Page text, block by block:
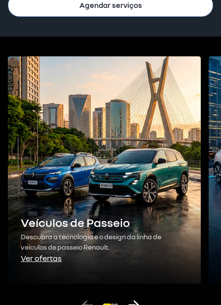
Agendar serviços
Veículos de Passeio
Descubra a tecnologia e o design da linha de
veículos de passeio Renault.
Ver ofertas